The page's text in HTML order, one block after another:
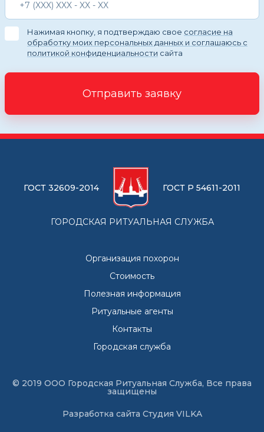
Нажимая кнопку, я подтверждаю свое согласие на
обработку моих персональных данных и соглашаюсь с
политикой конфиденциальности сайта
Отправить заявку
ГОСТ 32609-2014 ГОСТ Р 54611-2011
ГОРОДСКАЯ РИТУАЛЬНАЯ СЛУЖБА
Организация похорон
Стоимость
Полезная информация
Ритуальные агенты
Контакты
Городская служба
© 2019 ООО Городская Ритуальная Служба, Все права
защищены
Разработка сайта Студия VILKA